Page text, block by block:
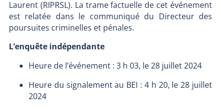
Laurent (RIPRSL). La trame factuelle de cet événement
est relatée dans le communiqué du Directeur des
poursuites criminelles et pénales.
L’enquête indépendante
Heure de l’événement : 3 h 03, le 28 juillet 2024
Heure du signalement au BEI : 4 h 20, le 28 juillet
2024